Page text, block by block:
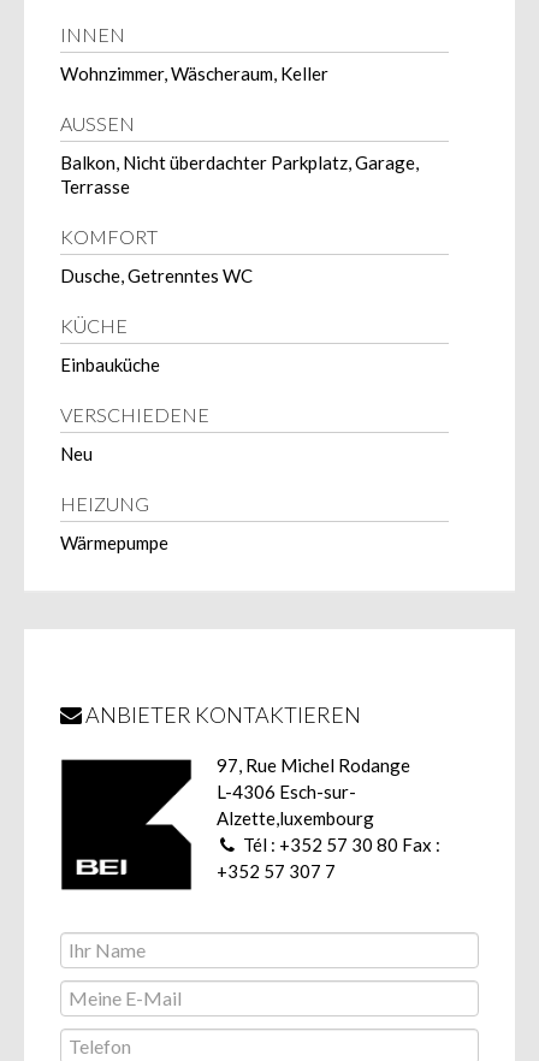
INNEN
Wohnzimmer, Wäscheraum, Keller
AUSSEN
Balkon, Nicht überdachter Parkplatz, Garage,
Terrasse
KOMFORT
Dusche, Getrenntes WC
KÜCHE
Einbauküche
VERSCHIEDENE
Neu
HEIZUNG
Wärmepumpe
ANBIETER KONTAKTIEREN
97, Rue Michel Rodange
L-4306 Esch-sur-
Alzette,luxembourg
Tél : +352 57 30 80 Fax :
+352 57 307 7